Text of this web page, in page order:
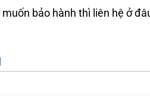
bảo hành thì liên hệ ở